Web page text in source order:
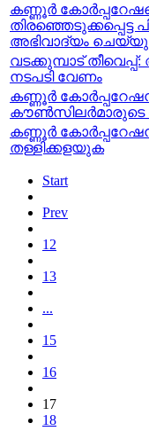
കണ്ണൂർ
തിരഞ്ഞെടുക്കപ്പെട്ട
അഭിവാദ്യം
വടക്കുമ്പാട്
നടപടി വേണം
കണ്ണൂർ
കണ്ണൂർ
തള്ളിക്കളയുക
Start
Prev
12
13
...
15
16
17
18